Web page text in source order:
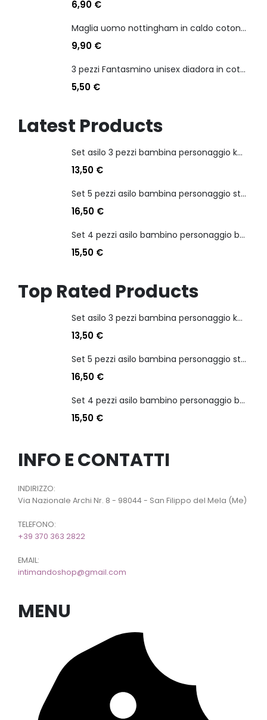
6,90 €
Maglia uomo nottingham in caldo cotone scollo a v manica lunga
9,90 €
3 pezzi Fantasmino unisex diadora in cotone mercerizzato tg dalla 35 alla 46
5,50 €
Latest Products
Set asilo 3 pezzi bambina personaggio kuromi
13,50 €
Set 5 pezzi asilo bambina personaggio stitch angel
16,50 €
Set 4 pezzi asilo bambino personaggio batman
15,50 €
Top Rated Products
Set asilo 3 pezzi bambina personaggio kuromi
13,50 €
Set 5 pezzi asilo bambina personaggio stitch angel
16,50 €
Set 4 pezzi asilo bambino personaggio batman
15,50 €
INFO E CONTATTI
INDIRIZZO:
Via Nazionale Archi Nr. 8 - 98044 - San Filippo del Mela (Me)
TELEFONO:
+39 370 363 2822
EMAIL:
intimandoshop@gmail.com
MENU